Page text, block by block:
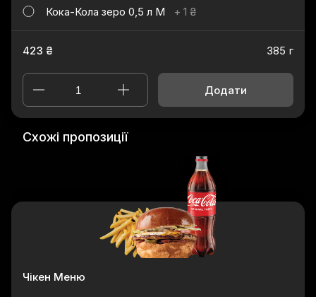
Кока-Кола зеро 0,5 л М
+ 1 ₴
423 ₴ 385 г
Додати
Схожі пропозиції
Чікен Меню